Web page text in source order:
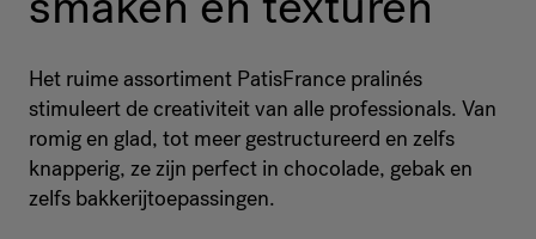
Het ruime assortiment PatisFrance pralinés
stimuleert de creativiteit van alle professionals. Van
romig en glad, tot meer gestructureerd en zelfs
knapperig, ze zijn perfect in chocolade, gebak en
zelfs bakkerijtoepassingen.